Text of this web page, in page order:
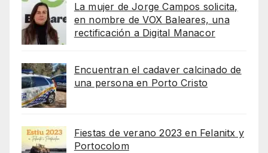
La mujer de Jorge Campos solicita,
en nombre de VOX Baleares, una
rectificación a Digital Manacor
Encuentran el cadaver calcinado de
una persona en Porto Cristo
Fiestas de verano 2023 en Felanitx y
Portocolom